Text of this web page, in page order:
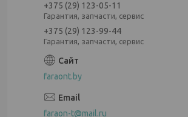
+375 (29) 123-05-11
Гарантия, запчасти, сервис
+375 (29) 123-99-44
Гарантия, запчасти, сервис
faraont.by
faraon-t@mail.ru